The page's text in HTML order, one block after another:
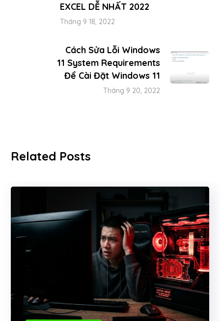
EXCEL DỄ NHẤT 2022
Tháng 9 18, 2022
Cách Sửa Lỗi Windows
11 System Requirements
Để Cài Đặt Windows 11
Tháng 9 20, 2022
Related Posts